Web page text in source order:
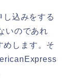
込みをする
いのであれ
めします。そ